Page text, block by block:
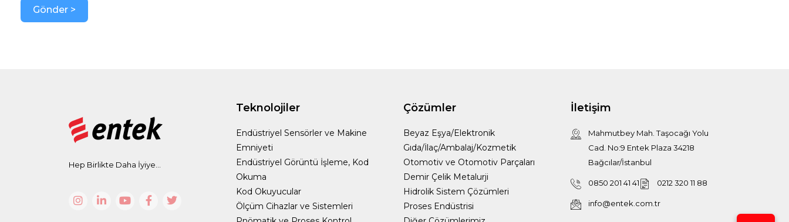
Gönder >
Hep Birlikte Daha İyiye...
Teknolojiler
Endüstriyel Sensörler ve Makine
Emniyeti
Endüstriyel Görüntü İşleme, Kod
Okuma
Kod Okuyucular
Ölçüm Cihazlar ve Sistemleri
Çözümler
Beyaz Eşya/Elektronik
Gıda/İlaç/Ambalaj/Kozmetik
Otomotiv ve Otomotiv Parçaları
Demir Çelik Metalurji
Hidrolik Sistem Çözümleri
Proses Endüstrisi
İletişim
Mahmutbey Mah. Taşocağı Yolu
Cad. No:9 Entek Plaza 34218
Bağcılar/İstanbul
0850 201 41 41 0212 320 11 88
info@entek.com.tr